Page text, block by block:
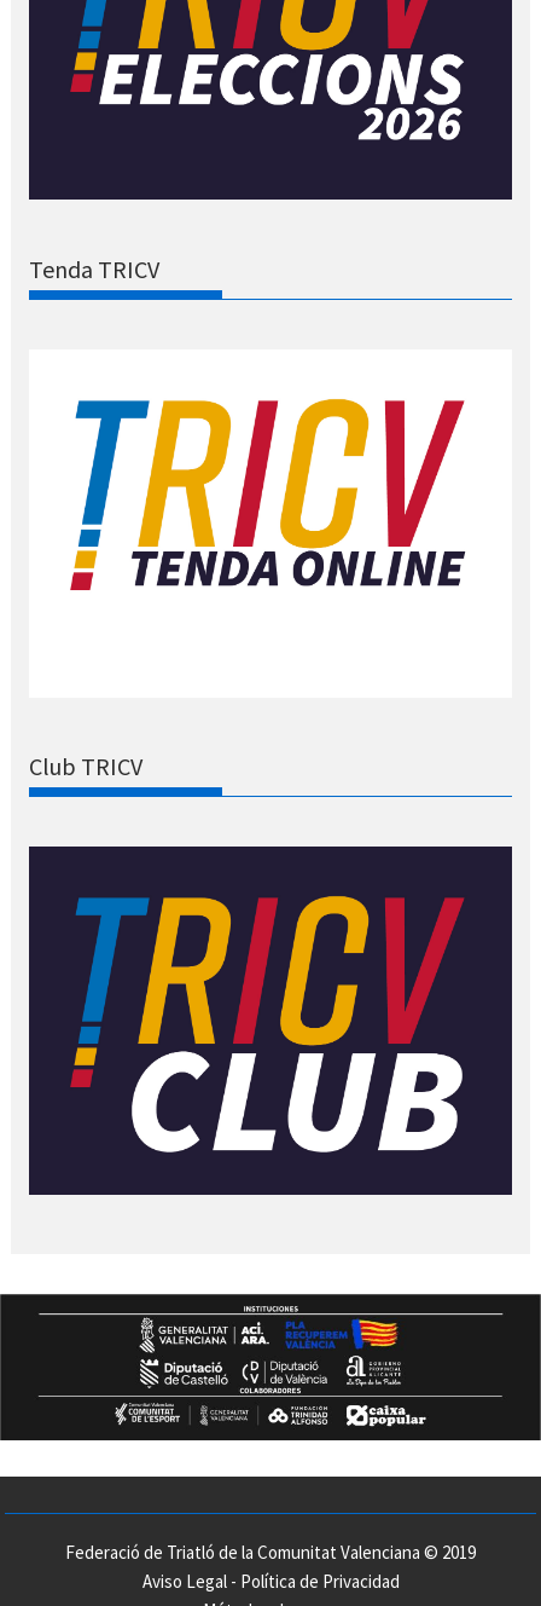
Tenda TRICV
Club TRICV
Federació de Triatló de la Comunitat Valenciana © 2019
Aviso Legal- Política de Privacidad